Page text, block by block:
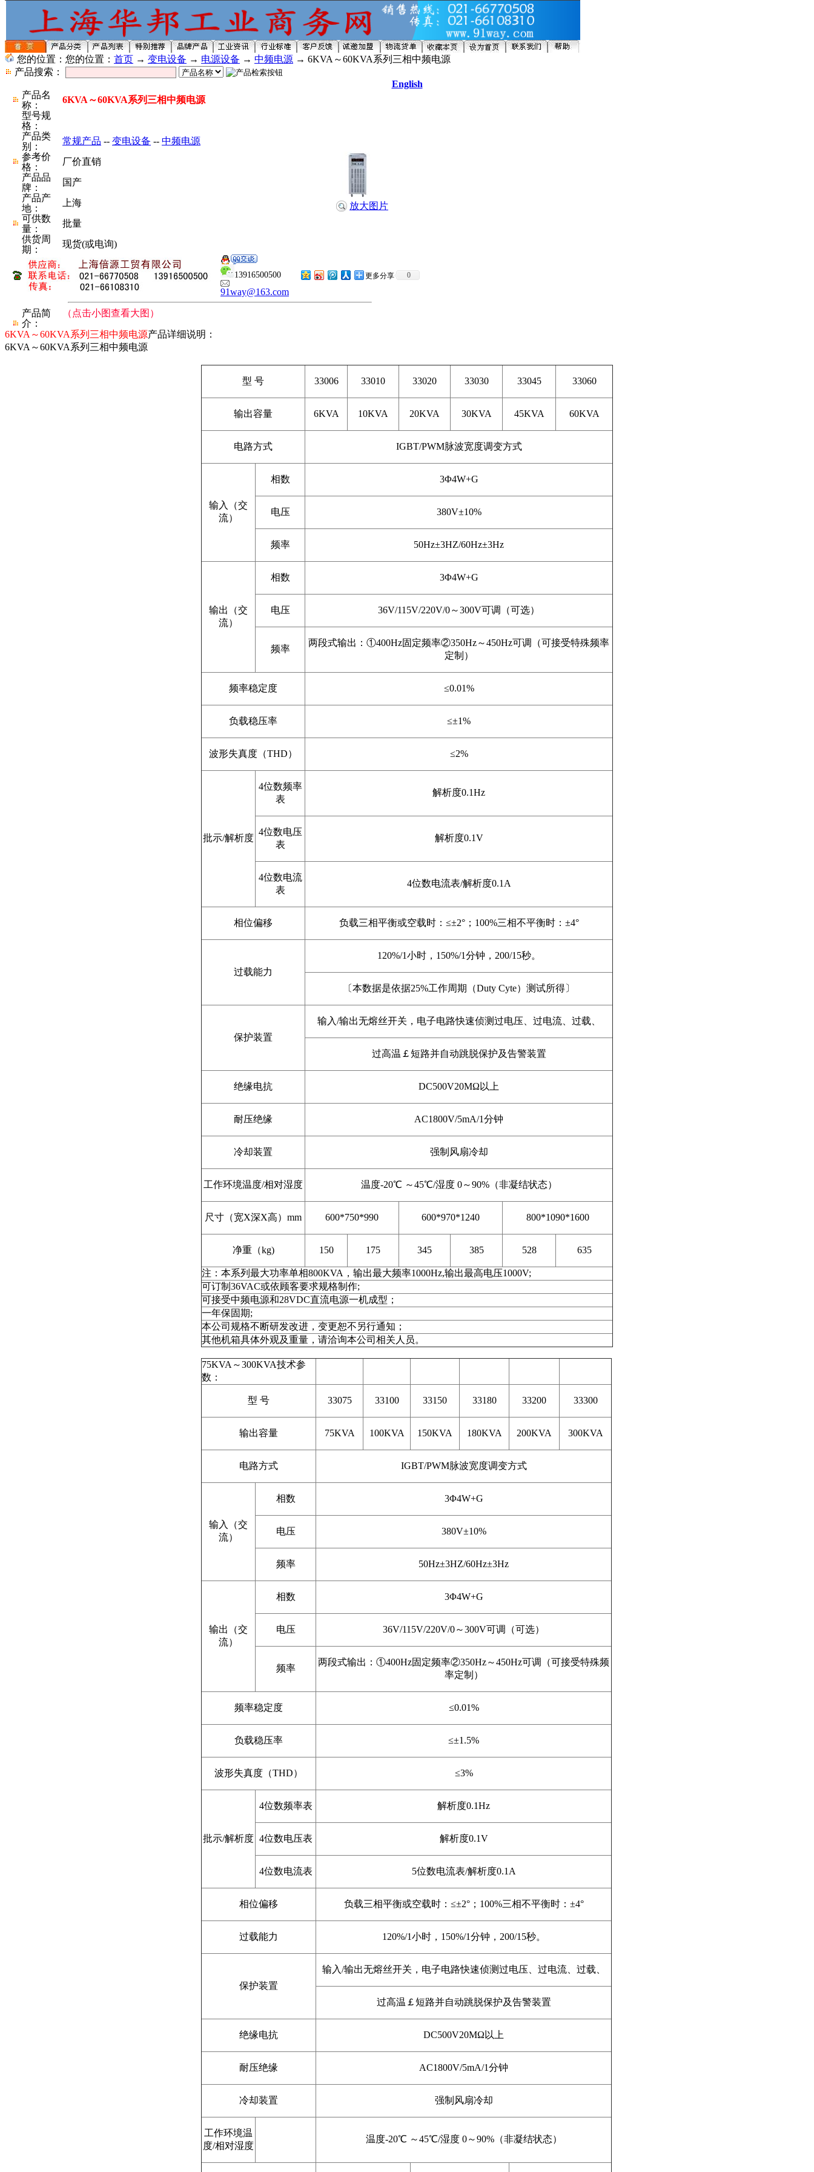
您的位置：您的位置： 首页 → 变电设备 → 电源设备 → 中频电源 → 6KVA～60KVA系列三相中频电源
产品搜索：
English
产品名
称：
6KVA～60KVA系列三相中频电源
型号规
格：
放大图片
产品类
别：
常规产品 -- 变电设备 -- 中频电源
参考价
格：
厂价直销
产品品
牌：
国产
产品产
地：
上海
可供数
量：
批量
供货周
期：
现货(或电询)
13916500500
91way@163.com
更多分享 0
产品简
介：
（点击小图查看大图）
6KVA～60KVA系列三相中频电源产品详细说明：
6KVA～60KVA系列三相中频电源
型 号 33006 33010 33020 33030 33045 33060
输出容量 6KVA 10KVA 20KVA 30KVA 45KVA 60KVA
电路方式 IGBT/PWM脉波宽度调变方式
输入（交
流）
相数 3Φ4W+G
电压 380V±10%
频率 50Hz±3HZ/60Hz±3Hz
输出（交
流）
相数 3Φ4W+G
电压 36V/115V/220V/0～300V可调（可选）
频率
两段式输出：①400Hz固定频率②350Hz～450Hz可调（可接受特殊频率
定制）
频率稳定度 ≤0.01%
负载稳压率 ≤±1%
波形失真度（THD） ≤2%
批示/解析度
4位数频率
表
解析度0.1Hz
4位数电压
表
解析度0.1V
4位数电流
表
4位数电流表/解析度0.1A
相位偏移 负载三相平衡或空载时：≤±2°；100%三相不平衡时：±4°
过载能力
120%/1小时，150%/1分钟，200/15秒。
〔本数据是依据25%工作周期（Duty Cyte）测试所得〕
保护装置
输入/输出无熔丝开关，电子电路快速侦测过电压、过电流、过载、
过高温￡短路并自动跳脱保护及告警装置
绝缘电抗 DC500V20MΩ以上
耐压绝缘 AC1800V/5mA/1分钟
冷却装置 强制风扇冷却
工作环境温度/相对湿度 温度-20℃ ～45℃/湿度 0～90%（非凝结状态）
尺寸（宽X深X高）mm 600*750*990 600*970*1240 800*1090*1600
净重（kg) 150 175 345 385 528 635
注：本系列最大功率单相800KVA，输出最大频率1000Hz,输出最高电压1000V;
可订制36VAC或依顾客要求规格制作;
可接受中频电源和28VDC直流电源一机成型；
一年保固期;
本公司规格不断研发改进，变更恕不另行通知；
其他机箱具体外观及重量，请洽询本公司相关人员。
75KVA～300KVA技术参
数：
型 号 33075 33100 33150 33180 33200 33300
输出容量 75KVA 100KVA 150KVA 180KVA 200KVA 300KVA
电路方式 IGBT/PWM脉波宽度调变方式
输入（交
流）
相数 3Φ4W+G
电压 380V±10%
频率 50Hz±3HZ/60Hz±3Hz
输出（交
流）
相数 3Φ4W+G
电压 36V/115V/220V/0～300V可调（可选）
频率
两段式输出：①400Hz固定频率②350Hz～450Hz可调（可接受特殊频
率定制）
频率稳定度 ≤0.01%
负载稳压率 ≤±1.5%
波形失真度（THD） ≤3%
批示/解析度
4位数频率表 解析度0.1Hz
4位数电压表 解析度0.1V
4位数电流表 5位数电流表/解析度0.1A
相位偏移 负载三相平衡或空载时：≤±2°；100%三相不平衡时：±4°
过载能力 120%/1小时，150%/1分钟，200/15秒。
保护装置
输入/输出无熔丝开关，电子电路快速侦测过电压、过电流、过载、
过高温￡短路并自动跳脱保护及告警装置
绝缘电抗 DC500V20MΩ以上
耐压绝缘 AC1800V/5mA/1分钟
冷却装置 强制风扇冷却
工作环境温
度/相对湿度
温度-20℃ ～45℃/湿度 0～90%（非凝结状态）